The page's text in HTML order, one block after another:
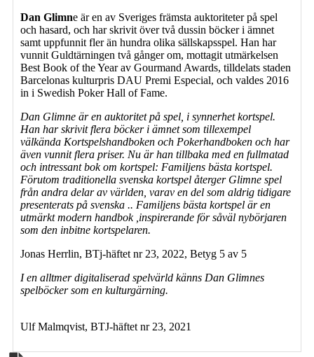
Dan Glimne är en av Sveriges främsta auktoriteter på spel
och hasard, och har skrivit över två dussin böcker i ämnet
samt uppfunnit fler än hundra olika sällskapsspel. Han har
vunnit Guldtärningen två gånger om, mottagit utmärkelsen
Best Book of the Year av Gourmand Awards, tilldelats staden
Barcelonas kulturpris DAU Premi Especial, och valdes 2016
in i Swedish Poker Hall of Fame.
Dan Glimne är en auktoritet på spel, i synnerhet kortspel.
Han har skrivit flera böcker i ämnet som tillexempel
välkända Kortspelshandboken och Pokerhandboken och har
även vunnit flera priser. Nu är han tillbaka med en fullmatad
och intressant bok om kortspel: Familjens bästa kortspel.
Förutom traditionella svenska kortspel återger Glimne spel
från andra delar av världen, varav en del som aldrig tidigare
presenterats på svenska .. Familjens bästa kortspel är en
utmärkt modern handbok ,inspirerande för såväl nybörjaren
som den inbitne kortspelaren.
Jonas Herrlin, BTj-häftet nr 23, 2022, Betyg 5 av 5
I en alltmer digitaliserad spelvärld känns Dan Glimnes
spelböcker som en kulturgärning.
Ulf Malmqvist, BTJ-häftet nr 23, 2021